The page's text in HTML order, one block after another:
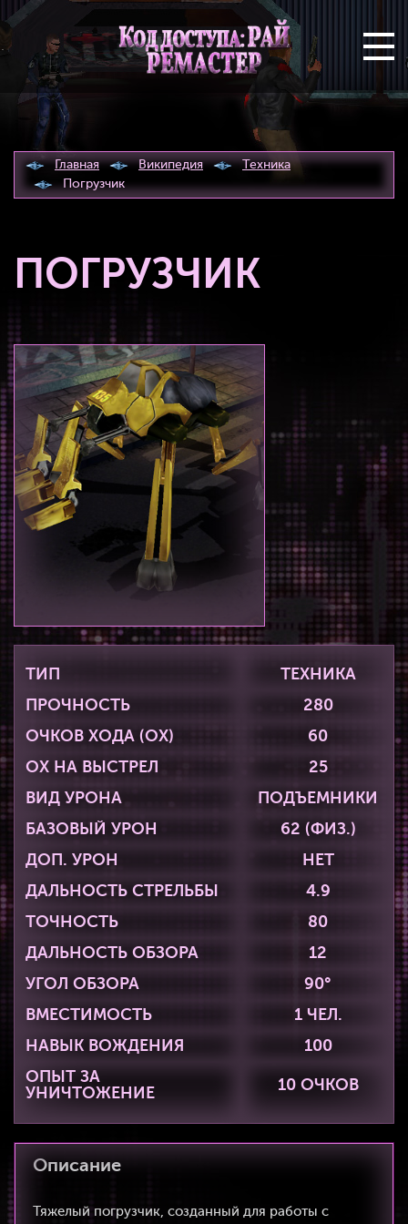
Главная Википедия
Техника
Погрузчик
ПОГРУЗЧИК
ТИП
ТЕХНИКА
ПРОЧНОСТЬ
280
ОЧКОВ ХОДА (ОХ)
60
ОХ НА ВЫСТРЕЛ
25
ВИД УРОНА
ПОДЪЕМНИКИ
БАЗОВЫЙ УРОН
62 (ФИЗ.)
ДОП. УРОН
НЕТ
ДАЛЬНОСТЬ СТРЕЛЬБЫ
4.9
ТОЧНОСТЬ
80
ДАЛЬНОСТЬ ОБЗОРА
12
УГОЛ ОБЗОРА
90°
ВМЕСТИМОСТЬ
1 ЧЕЛ.
НАВЫК ВОЖДЕНИЯ
100
ОПЫТ ЗА
УНИЧТОЖЕНИЕ
10 ОЧКОВ
Описание
Тяжелый погрузчик, созданный для работы с